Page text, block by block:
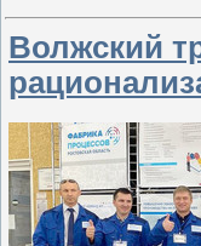
Волжский